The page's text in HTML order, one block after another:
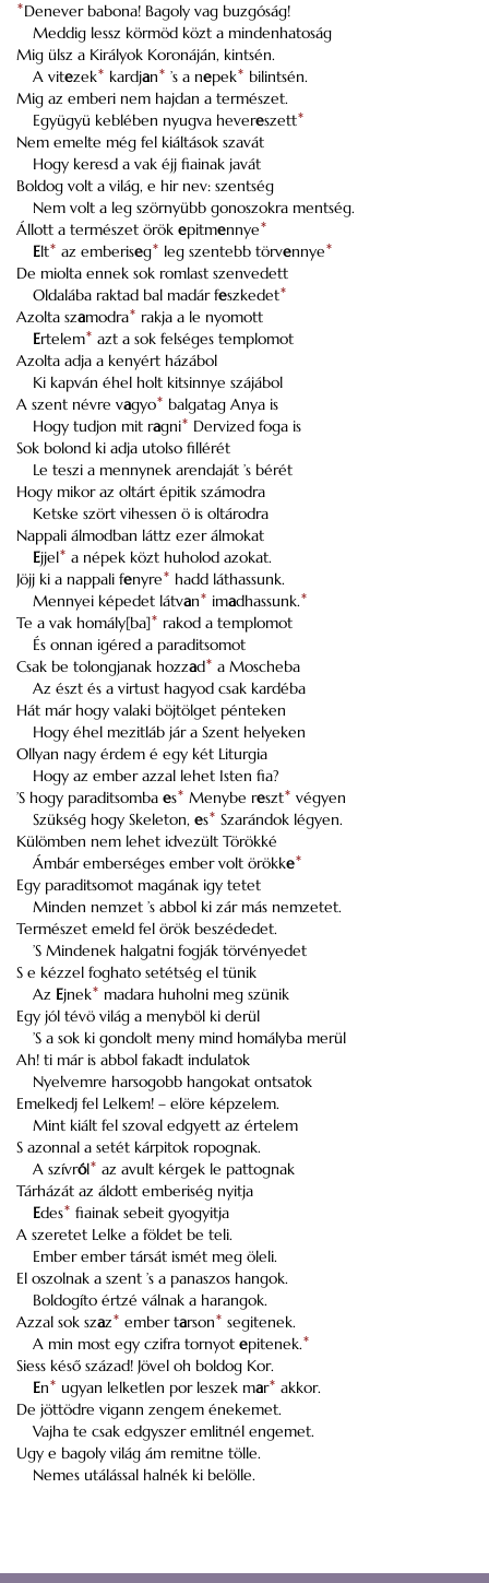
*Denever babona! Bagoly vag buzgóság!
Meddig lessz körmöd közt a mindenhatoság
Mig ülsz a Királyok Koronáján, kintsén.
A vitezek* kardjan* ’s a nepek* bilintsén.
Mig az emberi nem hajdan a természet.
Együgyü keblében nyugva hevereszett*
Nem emelte még fel kiáltások szavát
Hogy keresd a vak éjj fiainak javát
Boldog volt a világ, e hir nev: szentség
Nem volt a leg szörnyübb gonoszokra mentség.
Állott a természet örök epitmennye*
Elt* az emberiseg* leg szentebb törvennye*
De miolta ennek sok romlast szenvedett
Oldalába raktad bal madár feszkedet*
Azolta szamodra* rakja a le nyomott
Ertelem* azt a sok felséges templomot
Azolta adja a kenyért házábol
Ki kapván éhel holt kitsinnye szájábol
A szent névre vagyo* balgatag Anya is
Hogy tudjon mit ragni* Dervized foga is
Sok bolond ki adja utolso fillérét
Le teszi a mennynek arendaját ’s bérét
Hogy mikor az oltárt épitik számodra
Ketske szört vihessen ö is oltárodra
Nappali álmodban láttz ezer álmokat
Ejjel* a népek közt huholod azokat.
Jöjj ki a nappali fenyre* hadd láthassunk.
Mennyei képedet látvan* imadhassunk.*
Te a vak homály[ba]* rakod a templomot
És onnan igéred a paraditsomot
Csak be tolongjanak hozzad* a Moscheba
Az észt és a virtust hagyod csak kardéba
Hát már hogy valaki böjtölget pénteken
Hogy éhel mezitláb jár a Szent helyeken
Ollyan nagy érdem é egy két Liturgia
Hogy az ember azzal lehet Isten fia?
’S hogy paraditsomba es* Menybe reszt* végyen
Szükség hogy Skeleton, es* Szarándok légyen.
Külömben nem lehet idvezült Törökké
Ámbár emberséges ember volt örökke*
Egy paraditsomot magának igy tetet
Minden nemzet ’s abbol ki zár más nemzetet.
Természet emeld fel örök beszédedet.
’S Mindenek halgatni fogják törvényedet
S e kézzel foghato setétség el tünik
Az Ejnek* madara huholni meg szünik
Egy jól tévö világ a menyböl ki derül
’S a sok ki gondolt meny mind homályba merül
Ah! ti már is abbol fakadt indulatok
Nyelvemre harsogobb hangokat ontsatok
Emelkedj fel Lelkem! – elöre képzelem.
Mint kiált fel szoval edgyett az értelem
S azonnal a setét kárpitok ropognak.
A szívról* az avult kérgek le pattognak
Tárházát az áldott emberiség nyitja
Edes* fiainak sebeit gyogyitja
A szeretet Lelke a földet be teli.
Ember ember társát ismét meg öleli.
El oszolnak a szent ’s a panaszos hangok.
Boldogíto értzé válnak a harangok.
Azzal sok szaz* ember tarson* segitenek.
A min most egy czifra tornyot epitenek.*
Siess késő század! Jövel oh boldog Kor.
En* ugyan lelketlen por leszek mar* akkor.
De jöttödre vigann zengem énekemet.
Vajha te csak edgyszer emlitnél engemet.
Ugy e bagoly világ ám remitne tölle.
Nemes utálással halnék ki belölle.